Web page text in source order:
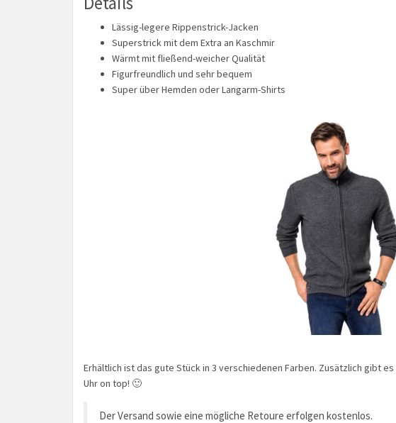
Lässig-legere Rippenstrick-Jacken
Superstrick mit dem Extra an Kaschmir
Wärmt mit fließend-weicher Qualität
Figurfreundlich und sehr bequem
Super über Hemden oder Langarm-Shirts
Erhältlich ist das gute Stück in 3 verschiedenen Farben. Zusätzlich gibt
Uhr on top! 🙂
Der Versand sowie eine mögliche Retoure erfolgen kostenlos.